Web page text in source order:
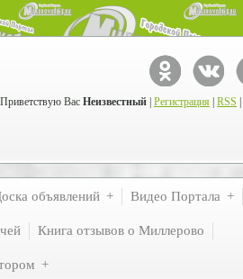
Приветствую Вас Неизвестный Регистрация RSS
объявлений Видео Портала
Книга отзывов о Миллерово